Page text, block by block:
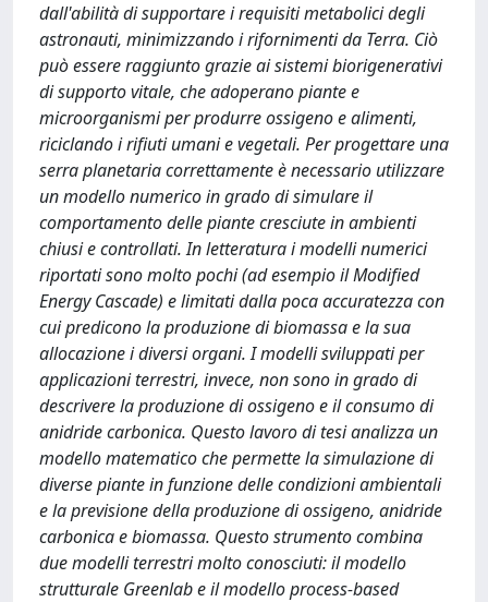
dall'abilità di supportare i requisiti metabolici degli
astronauti, minimizzando i rifornimenti da Terra. Ciò
può essere raggiunto grazie ai sistemi biorigenerativi
di supporto vitale, che adoperano piante e
microorganismi per produrre ossigeno e alimenti,
riciclando i riﬁuti umani e vegetali. Per progettare una
serra planetaria correttamente è necessario utilizzare
un modello numerico in grado di simulare il
comportamento delle piante cresciute in ambienti
chiusi e controllati. In letteratura i modelli numerici
riportati sono molto pochi (ad esempio il Modiﬁed
Energy Cascade) e limitati dalla poca accuratezza con
cui predicono la produzione di biomassa e la sua
allocazione i diversi organi. I modelli sviluppati per
applicazioni terrestri, invece, non sono in grado di
descrivere la produzione di ossigeno e il consumo di
anidride carbonica. Questo lavoro di tesi analizza un
modello matematico che permette la simulazione di
diverse piante in funzione delle condizioni ambientali
e la previsione della produzione di ossigeno, anidride
carbonica e biomassa. Questo strumento combina
due modelli terrestri molto conosciuti: il modello
strutturale Greenlab e il modello process-based